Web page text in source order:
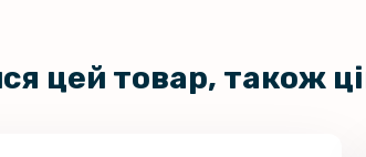
цей товар, також